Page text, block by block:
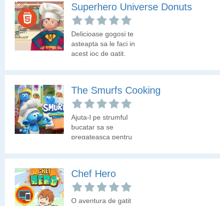
cat mai repede. Crezi ca
poti?
Superhero Universe Donuts
Delicioase gogosi te
asteapta sa le faci in
acest joc de gatit.
The Smurfs Cooking
Ajuta-l pe strumful
bucatar sa se
pregateasca pentru
prajiturile, in timp ce
servesti ceai, punch cu
Chef Hero
O aventura de gatit